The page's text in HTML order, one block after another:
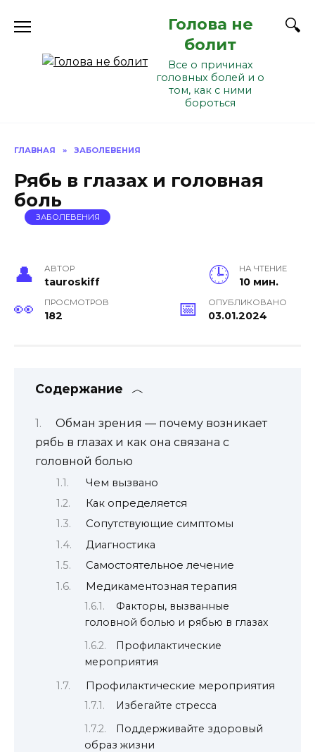
Голова не
болит
Все о причинах
головных болей и о
том, как с ними
бороться
ГЛАВНАЯ » ЗАБОЛЕВЕНИЯ
Рябь в глазах и головная
боль
ЗАБОЛЕВЕНИЯ
АВТОР
tauroskiff
НА ЧТЕНИЕ
10 мин.
ПРОСМОТРОВ
182
ОПУБЛИКОВАНО
03.01.2024
Содержание
Обман зрения — почему возникает
рябь в глазах и как она связана с
головной болью
Чем вызвано
Как определяется
Сопутствующие симптомы
Диагностика
Самостоятельное лечение
Медикаментозная терапия
Факторы, вызванные
головной болью и рябью в глазах
Профилактические
мероприятия
Профилактические мероприятия
Избегайте стресса
Поддерживайте здоровый
образ жизни